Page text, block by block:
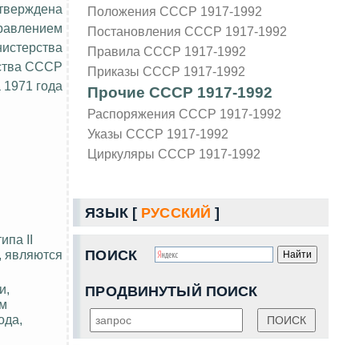
Положения СССР 1917-1992
Постановления СССР 1917-1992
Правила СССР 1917-1992
Приказы СССР 1917-1992
Прочие СССР 1917-1992
Распоряжения СССР 1917-1992
Указы СССР 1917-1992
Циркуляры СССР 1917-1992
ЯЗЫК [ РУССКИЙ ]
ПОИСК
ПРОДВИНУТЫЙ ПОИСК
СССР
года
II
являются